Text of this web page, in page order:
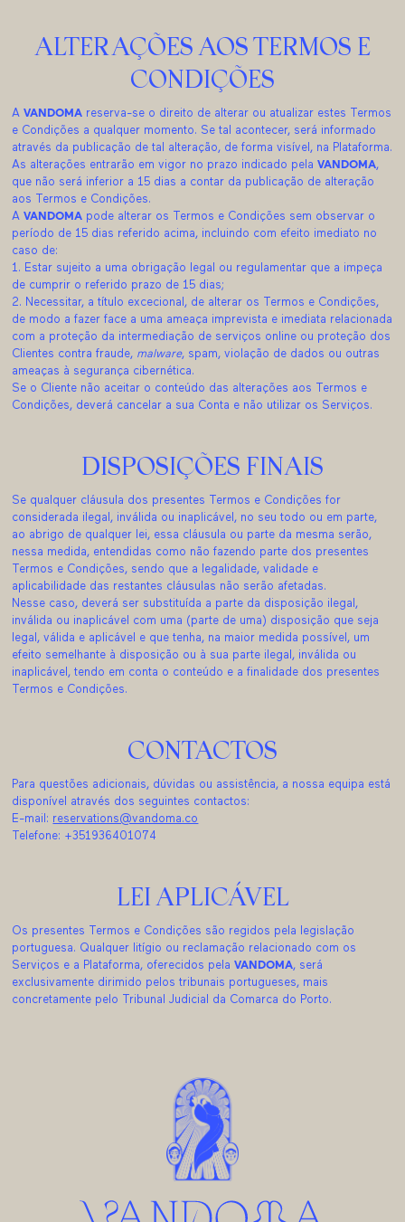
ALTERAÇÕES AOS TERMOS E
CONDIÇÕES
AVANDOMA reserva-se o direito de alterar ou atualizar estes Termos
e Condições a qualquer momento. Se tal acontecer, será informado
através da publicação de tal alteração, de forma visível, na Plataforma.
As alterações entrarão em vigor no prazo indicado pelaVANDOMA,
que não será inferior a 15 dias a contar da publicação de alteração
aos Termos e Condições.
AVANDOMA pode alterar os Termos e Condições sem observar o
período de 15 dias referido acima, incluindo com efeito imediato no
caso de:
Estar sujeito a uma obrigação legal ou regulamentar que a impeça
de cumprir o referido prazo de 15 dias;
Necessitar, a título excecional, de alterar os Termos e Condições,
de modo a fazer face a uma ameaça imprevista e imediata relacionada
com a proteção da intermediação de serviços online ou proteção dos
Clientes contra fraude, malware, spam, violação de dados ou outras
ameaças à segurança cibernética.
Se o Cliente não aceitar o conteúdo das alterações aos Termos e
Condições, deverá cancelar a sua Conta e não utilizar os Serviços.
DISPOSIÇÕES FINAIS
Se qualquer cláusula dos presentes Termos e Condições for
considerada ilegal, inválida ou inaplicável, no seu todo ou em parte,
ao abrigo de qualquer lei, essa cláusula ou parte da mesma serão,
nessa medida, entendidas como não fazendo parte dos presentes
Termos e Condições, sendo que a legalidade, validade e
aplicabilidade das restantes cláusulas não serão afetadas.
Nesse caso, deverá ser substituída a parte da disposição ilegal,
inválida ou inaplicável com uma (parte de uma) disposição que seja
legal, válida e aplicável e que tenha, na maior medida possível, um
efeito semelhante à disposição ou à sua parte ilegal, inválida ou
inaplicável, tendo em conta o conteúdo e a finalidade dos presentes
Termos e Condições.
CONTACTOS
Para questões adicionais, dúvidas ou assistência, a nossa equipa está
disponível através dos seguintes contactos:
E-mail: reservations@vandoma.co
Telefone: +351936401074
LEI APLICÁVEL
Os presentes Termos e Condições são regidos pela legislação
portuguesa. Qualquer litígio ou reclamação relacionado com os
Serviços e a Plataforma, oferecidos pelaVANDOMA, será
exclusivamente dirimido pelos tribunais portugueses, mais
concretamente pelo Tribunal Judicial da Comarca do Porto.